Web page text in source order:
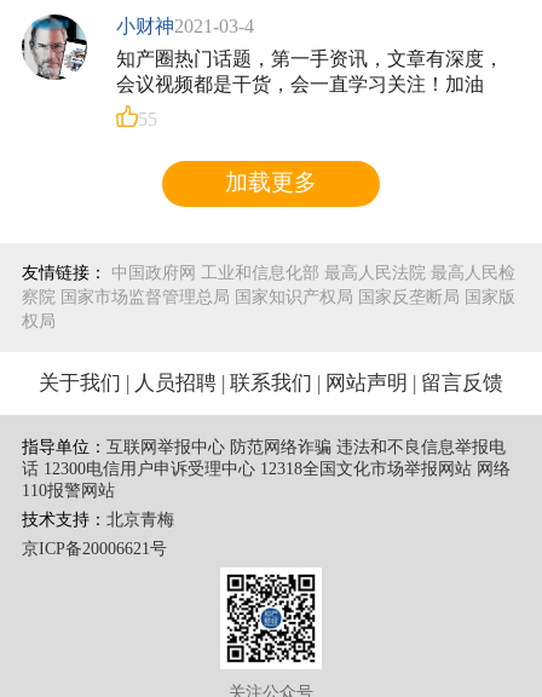
小财神2021-03-4
知产圈热门话题，第一手资讯，文章有深度，
会议视频都是干货，会一直学习关注！加油
55
加载更多
友情链接： 中国政府网 工业和信息化部 最高人民法院 最高人民检
察院 国家市场监督管理总局 国家知识产权局 国家反垄断局 国家版
权局
关于我们 人员招聘 联系我们 网站声明 留言反馈
指导单位： 互联网举报中心 防范网络诈骗 违法和不良信息举报电
话 12300电信用户申诉受理中心 12318全国文化市场举报网站 网络
110报警网站
技术支持： 北京青梅
京ICP备20006621号